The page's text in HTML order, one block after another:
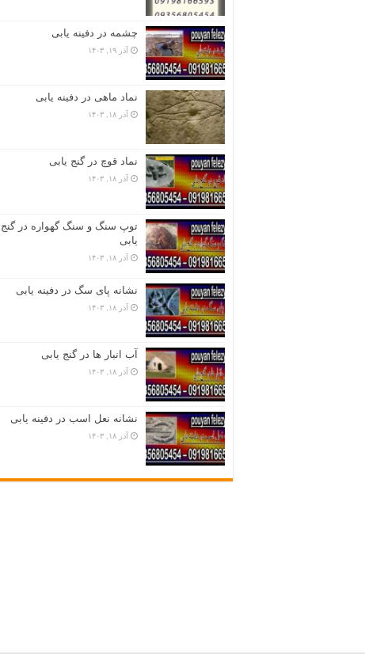
چشمه در دفینه یابی
آذر ۱۹, ۱۴۰۳
نماد ماهی در دفینه یابی
آذر ۱۸, ۱۴۰۳
نماد قوچ در گنج یابی
آذر ۱۸, ۱۴۰۳
توپ سنگ و سنگ گهواره در گنج
یابی
آذر ۱۸, ۱۴۰۳
نشانه پای سگ در دفینه یابی
آذر ۱۸, ۱۴۰۳
آب انبار ها در گنج یابی
آذر ۱۸, ۱۴۰۳
نشانه نعل اسب در دفینه یابی
آذر ۱۸, ۱۴۰۳